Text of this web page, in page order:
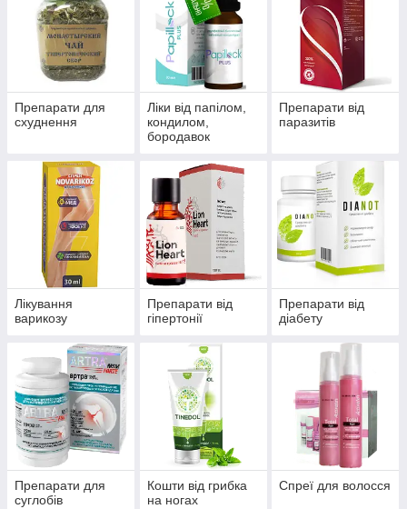
Препарати для
схуднення
Ліки від папілом,
кондилом,
бородавок
Препарати від
паразитів
Лікування
варикозу
Препарати від
гіпертонії
Препарати від
діабету
Препарати для
суглобів
Кошти від грибка
на ногах
Спреї для волосся